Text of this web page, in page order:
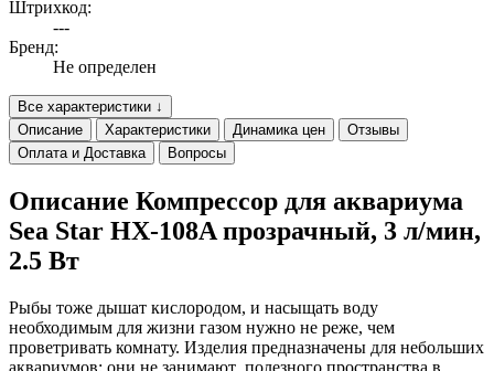
Штрихкод:
---
Бренд:
Не определен
Все характеристики ↓
Описание
Характеристики Динамика цен
Отзывы
Оплата и Доставка
Вопросы
Описание Компрессор для аквариума
Sea Star HX-108A прозрачный, 3 л/мин,
2.5 Вт
Рыбы тоже дышат кислородом, и насыщать воду
необходимым для жизни газом нужно не реже, чем
проветривать комнату. Изделия предназначены для небольших